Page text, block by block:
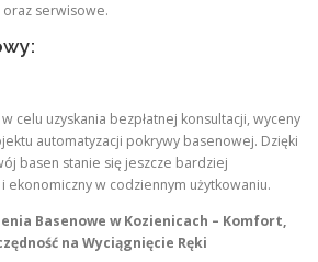
serwisowe.
celu uzyskania bezpłatnej konsultacji, wyceny
automatyzacji pokrywy basenowej. Dzięki
basen stanie się jeszcze bardziej
ekonomiczny w codziennym użytkowaniu.
Basenowe w Kozienicach – Komfort,
na Wyciągnięcie Ręki